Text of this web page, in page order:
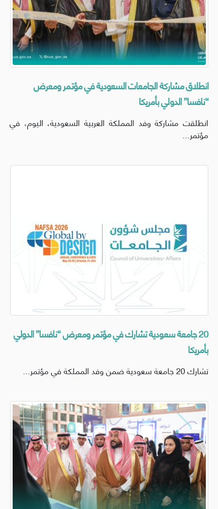
انطلاق مشاركة الجامعات السعودية في مؤتمر ومعرض
“نافسا” الدولي بأمريكا
انطلقت مشاركة وفد المملكة العربية السعودية، اليوم، في
مؤتمر...
20 جامعة سعودية تشارك في مؤتمر ومعرض “نافسا” الدولي
بأمريكا
تشارك 20 جامعة سعودية ضمن وفد المملكة في مؤتمر...